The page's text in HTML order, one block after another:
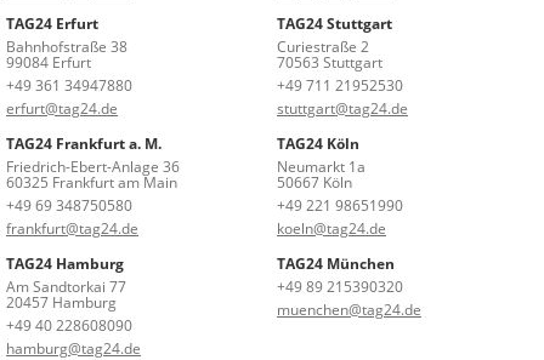
TAG24 Erfurt
Bahnhofstraße 38
99084 Erfurt
+49 361 34947880
erfurt@tag24.de
TAG24 Stuttgart
Curiestraße 2
70563 Stuttgart
+49 711 21952530
stuttgart@tag24.de
TAG24 Frankfurt a. M.
Friedrich-Ebert-Anlage 36
60325 Frankfurt am Main
+49 69 348750580
frankfurt@tag24.de
TAG24 Köln
Neumarkt 1a
50667 Köln
+49 221 98651990
koeln@tag24.de
TAG24 Hamburg
Am Sandtorkai 77
20457 Hamburg
+49 40 228608090
hamburg@tag24.de
TAG24 München
+49 89 215390320
muenchen@tag24.de